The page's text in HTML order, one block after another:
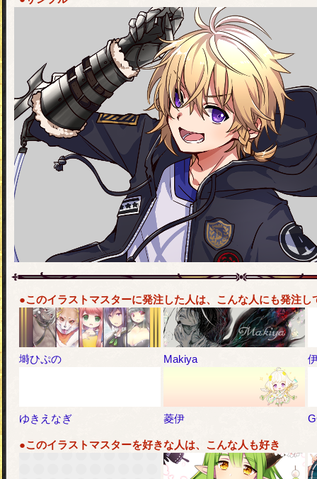
●このイラストマスターに発注した人は、こんな人にも発注し
塒ひぷの Makiya
ゆきえなぎ 菱伊
●このイラストマスターを好きな人は、こんな人も好き